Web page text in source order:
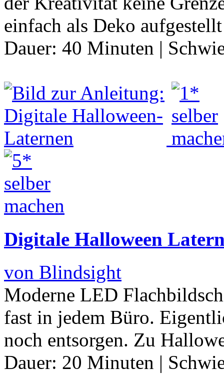
einfach als Deko
Dauer: 40 Minuten |
Digitale Halloween
von Blindsight
Moderne LED
fast in jedem Büro.
noch entsorgen. Zu
Dauer: 20 Minuten |